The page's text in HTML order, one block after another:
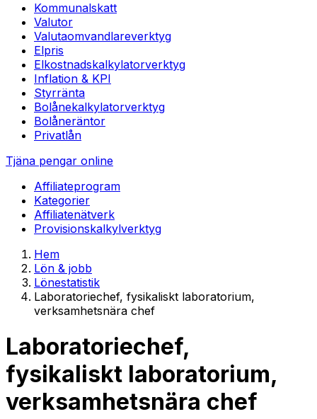
Kommunalskatt
Valutor
Valutaomvandlareverktyg
Elpris
Elkostnadskalkylatorverktyg
Inflation & KPI
Styrränta
Bolånekalkylatorverktyg
Bolåneräntor
Privatlån
Tjäna pengar online
Affiliateprogram
Kategorier
Affiliatenätverk
Provisionskalkylverktyg
Hem
Lön & jobb
Lönestatistik
Laboratoriechef, fysikaliskt laboratorium,
verksamhetsnära chef
Laboratoriechef,
fysikaliskt laboratorium,
verksamhetsnära chef